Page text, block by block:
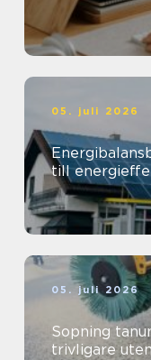
05. juli 2026
till
05. juli 2026
Sopning tanum rena ytor för
trivligare